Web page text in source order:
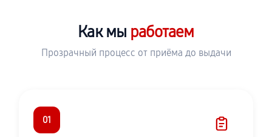
Как мы работаем
Прозрачный процесс от приёма до выдачи
01